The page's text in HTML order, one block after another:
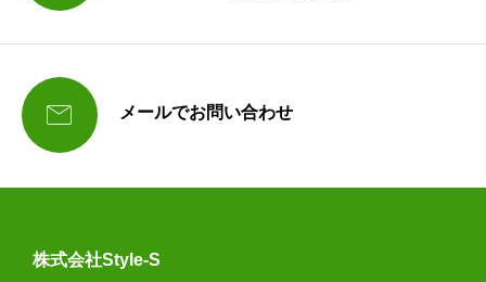
 メールでお問い合わせ
株式会社Style-S